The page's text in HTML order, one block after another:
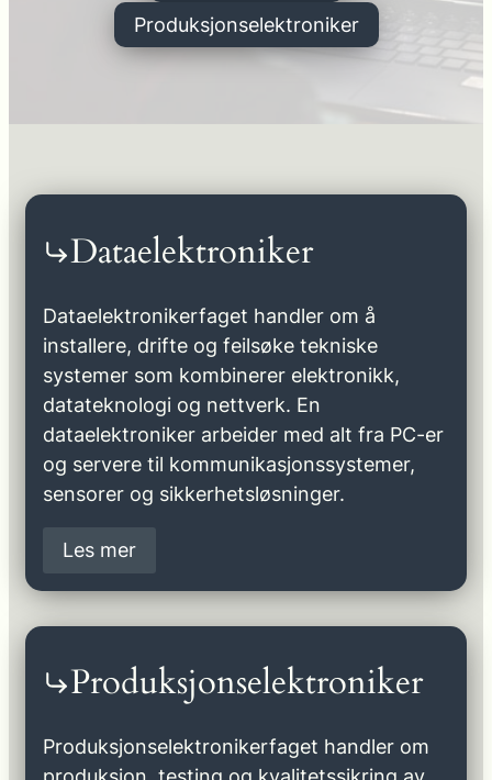
Produksjonselektroniker
Dataelektroniker
Dataelektronikerfaget handler om å
installere, drifte og feilsøke tekniske
systemer som kombinerer elektronikk,
datateknologi og nettverk. En
dataelektroniker arbeider med alt fra PC-er
og servere til kommunikasjonssystemer,
sensorer og sikkerhetsløsninger.
Les mer
Produksjonselektroniker
Produksjonselektronikerfaget handler om